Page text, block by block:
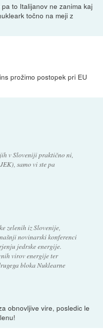
to Italijanov ne zanima kaj
točno na meji z
prožimo postopek pri EU
v Sloveniji praktično ni,
samo vi ste pa
zelenih iz Slovenije,
novinarski konferenci
jedrske energije.
virov energije ter
bloka Nuklearne
obnovljive vire, posledic le